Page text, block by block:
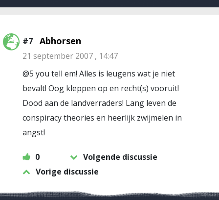
#7 Abhorsen
21 september 2007 , 14:47
@5 you tell em! Alles is leugens wat je niet
bevalt! Oog kleppen op en recht(s) vooruit!
Dood aan de landverraders! Lang leven de
conspiracy theories en heerlijk zwijmelen in
angst!
0
Volgende discussie
Vorige discussie